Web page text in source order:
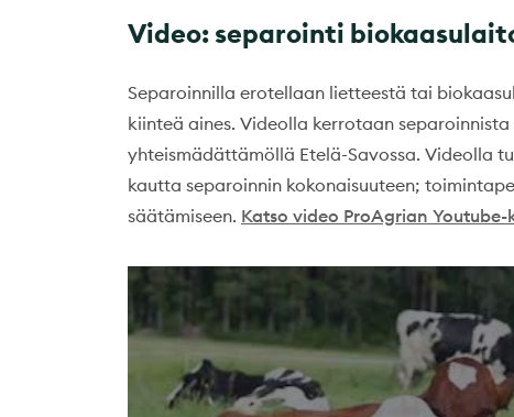
Video: separointi
Separoinnilla erotellaan lietteestä tai
kiinteä aines. Videolla kerrotaan
yhteismädättämöllä Etelä-Savossa. Videolla
kautta separoinnin kokonaisuuteen;
säätämiseen. Katso video ProAgrian